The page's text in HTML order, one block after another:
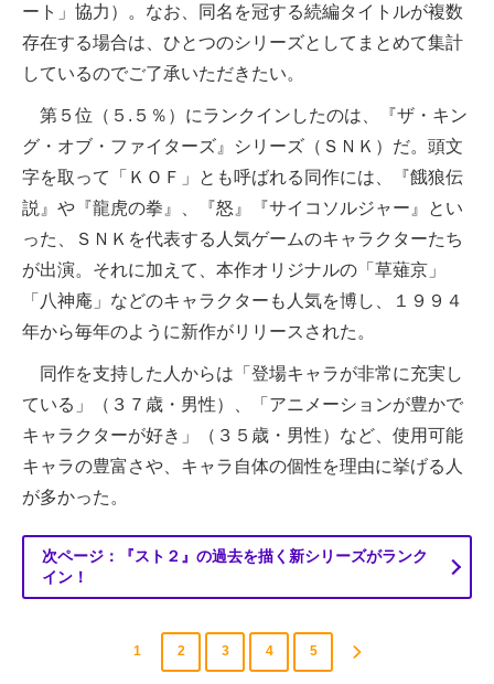
ート」協力）。なお、同名を冠する続編タイトルが複数
存在する場合は、ひとつのシリーズとしてまとめて集計
しているのでご了承いただきたい。
第５位（５.５％）にランクインしたのは、『ザ・キン
グ・オブ・ファイターズ』シリーズ（ＳＮＫ）だ。頭文
字を取って「ＫＯＦ」とも呼ばれる同作には、『餓狼伝
説』や『龍虎の拳』、『怒』『サイコソルジャー』とい
った、ＳＮＫを代表する人気ゲームのキャラクターたち
が出演。それに加えて、本作オリジナルの「草薙京」
「八神庵」などのキャラクターも人気を博し、１９９４
年から毎年のように新作がリリースされた。
同作を支持した人からは「登場キャラが非常に充実し
ている」（３７歳・男性）、「アニメーションが豊かで
キャラクターが好き」（３５歳・男性）など、使用可能
キャラの豊富さや、キャラ自体の個性を理由に挙げる人
が多かった。
次ページ：『スト２』の過去を描く新シリーズがランク
イン！
1 2 3 4 5